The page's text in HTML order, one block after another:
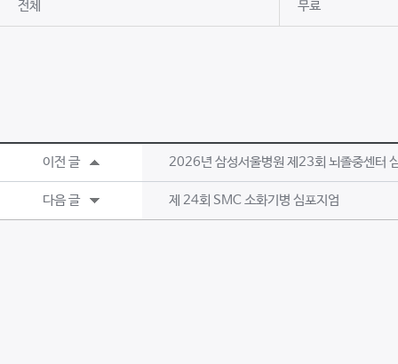
전체 무료
이전 글 2026년 삼성서울병원 제23회 뇌졸중센터
다음 글 제 24회 SMC 소화기병 심포지엄